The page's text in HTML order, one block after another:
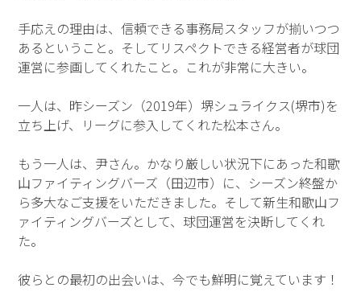
手応えの理由は、信頼できる事務局スタッフが揃いつつ
あるということ。そしてリスペクトできる経営者が球団
運営に参画してくれたこと。これが非常に大きい。
一人は、昨シーズン（2019年）堺シュライクス(堺市)を
立ち上げ、リーグに参入してくれた松本さん。
もう一人は、尹さん。かなり厳しい状況下にあった和歌
山ファイティングバーズ（田辺市）に、シーズン終盤か
ら多大なご支援をいただきました。そして新生和歌山フ
ァイティングバーズとして、球団運営を決断してくれ
た。
彼らとの最初の出会いは、今でも鮮明に覚えています！